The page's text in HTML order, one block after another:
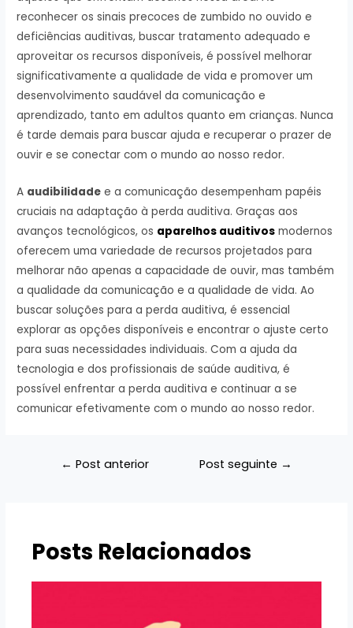
reconhecer os sinais precoces de zumbido no ouvido e
deficiências auditivas, buscar tratamento adequado e
aproveitar os recursos disponíveis, é possível melhorar
significativamente a qualidade de vida e promover um
desenvolvimento saudável da comunicação e
aprendizado, tanto em adultos quanto em crianças. Nunca
é tarde demais para buscar ajuda e recuperar o prazer de
ouvir e se conectar com o mundo ao nosso redor.
A audibilidade e a comunicação desempenham papéis
cruciais na adaptação à perda auditiva. Graças aos
avanços tecnológicos, os aparelhos auditivos modernos
oferecem uma variedade de recursos projetados para
melhorar não apenas a capacidade de ouvir, mas também
a qualidade da comunicação e a qualidade de vida. Ao
buscar soluções para a perda auditiva, é essencial
explorar as opções disponíveis e encontrar o ajuste certo
para suas necessidades individuais. Com a ajuda da
tecnologia e dos profissionais de saúde auditiva, é
possível enfrentar a perda auditiva e continuar a se
comunicar efetivamente com o mundo ao nosso redor.
Navegação
← Post anterior Post seguinte →
Posts Relacionados